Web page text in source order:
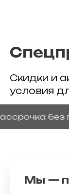
Скидки и
условия
без
Мы —